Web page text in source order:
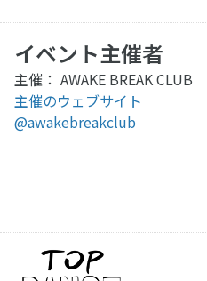
イベント主催者
主催： AWAKE BREAK CLUB
主催のウェブサイト
@awakebreakclub